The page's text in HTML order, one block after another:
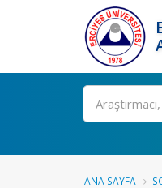
Ara
ANA SAYFA